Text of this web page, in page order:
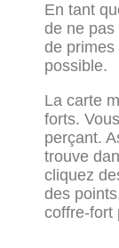
En tant
de ne pas
de primes
possible.
La carte
forts.
perçant.
trouve
cliquez
des
coffre-fort